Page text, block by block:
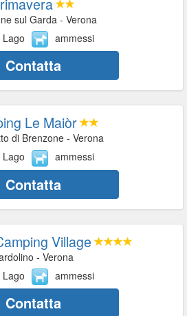
sul Garda - Verona
Lago
ammessi
Contatta
Le Maiòr
di Brenzone - Verona
Lago
ammessi
Contatta
Village
- Verona
Lago
ammessi
Contatta